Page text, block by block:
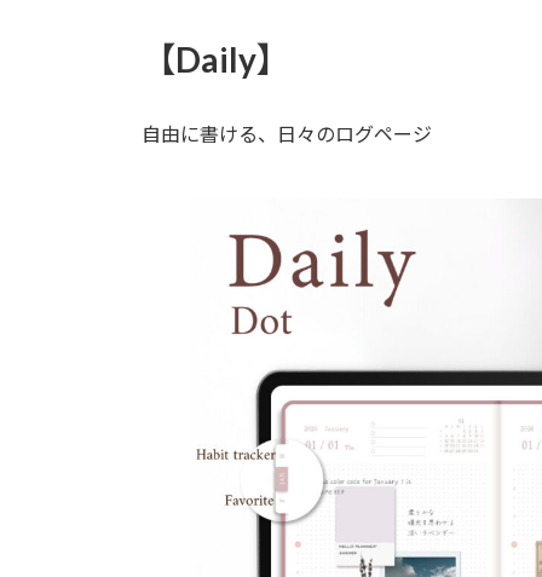
【Daily】
自由に書ける、日々のログページ